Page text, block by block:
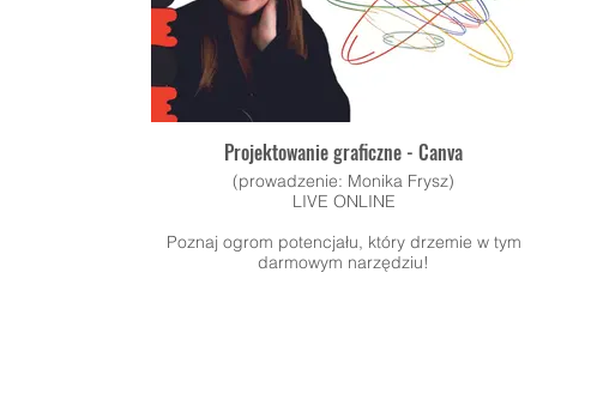
Projektowanie graficzne - Canva
(prowadzenie: Monika Frysz)
LIVE ONLINE
Poznaj ogrom potencjału, który drzemie w tym
darmowym narzędziu!